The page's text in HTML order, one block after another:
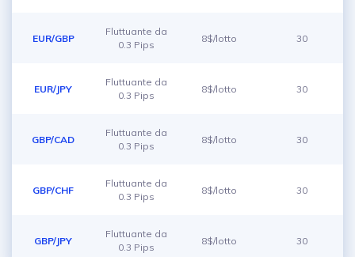
EUR/GBP
Fluttuante da
0.3 Pips
8$/lotto 30
EUR/JPY
Fluttuante da
0.3 Pips
8$/lotto 30
GBP/CAD
Fluttuante da
0.3 Pips
8$/lotto 30
GBP/CHF
Fluttuante da
0.3 Pips
8$/lotto 30
GBP/JPY
Fluttuante da
0.3 Pips
8$/lotto 30